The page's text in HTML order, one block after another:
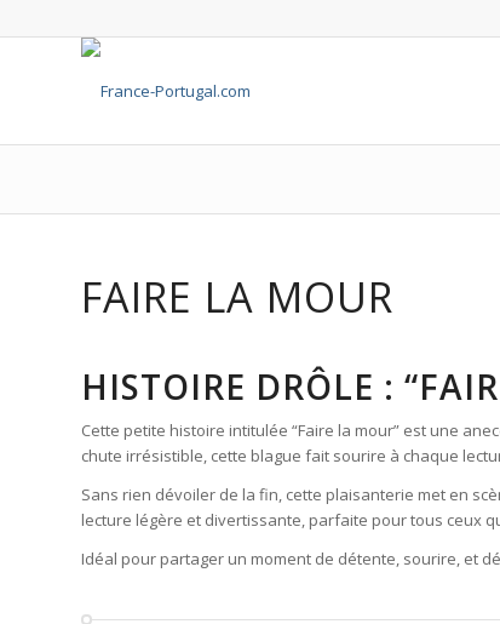
FAIRE LA MOUR
HISTOIRE DRÔLE :
Cette petite histoire intitulée “Faire la mour” est une
chute irrésistible, cette blague fait sourire à chaque
Sans rien dévoiler de la fin, cette plaisanterie met en
lecture légère et divertissante, parfaite pour tous ceux
Idéal pour partager un moment de détente, sourire, et